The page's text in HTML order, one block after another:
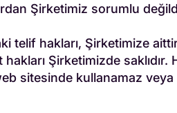
Şirketimiz sorumlu
telif hakları, Şirketimize
Şirketimizde
sitesinde kullanamaz